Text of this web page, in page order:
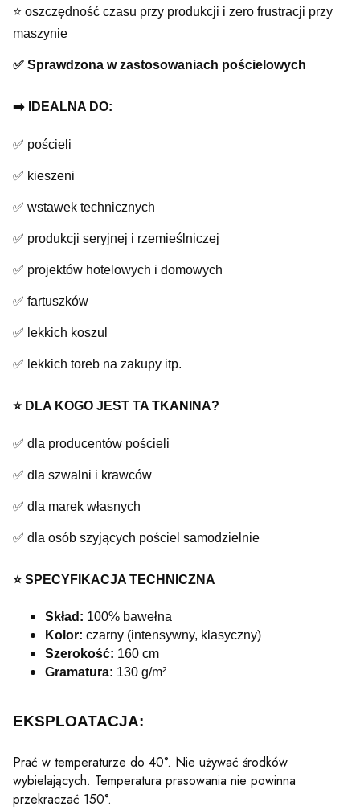
⭐️ oszczędność czasu przy produkcji i zero frustracji przy
maszynie
✅ Sprawdzona w zastosowaniach pościelowych
➡️ IDEALNA DO:
✅ pościeli
✅ kieszeni
✅ wstawek technicznych
✅ produkcji seryjnej i rzemieślniczej
✅ projektów hotelowych i domowych
✅ fartuszków
✅ lekkich koszul
✅ lekkich toreb na zakupy itp.
⭐️ DLA KOGO JEST TA TKANINA?
✅ dla producentów pościeli
✅ dla szwalni i krawców
✅ dla marek własnych
✅ dla osób szyjących pościel samodzielnie
⭐️ SPECYFIKACJA TECHNICZNA
Skład: 100% bawełna
Kolor: czarny (intensywny, klasyczny)
Szerokość: 160 cm
Gramatura: 130 g/m²
EKSPLOATACJA:
Prać w temperaturze do 40°. Nie używać środków
wybielających. Temperatura prasowania nie powinna
przekraczać 150°.